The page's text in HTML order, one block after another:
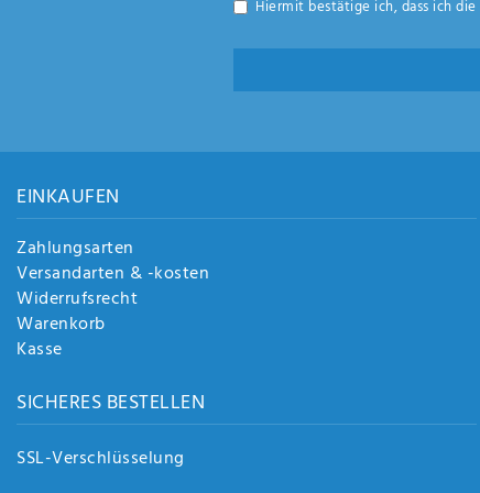
Hiermit bestätige ich, dass ich die
EINKAUFEN
Zahlungsarten
Versandarten & -kosten
Widerrufsrecht
Warenkorb
Kasse
SICHERES BESTELLEN
SSL-Verschlüsselung